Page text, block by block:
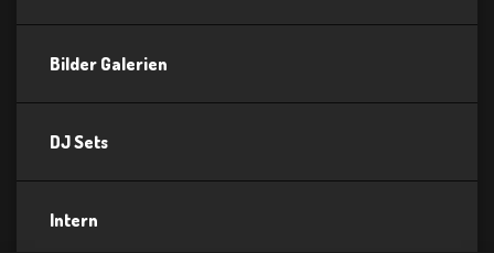
Bilder Galerien
DJ Sets
Intern